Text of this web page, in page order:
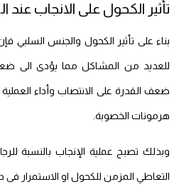
تأثير الكحول على الانجاب عند
بناء على تأثير الكحول والجنس السلبي
للعديد من المشاكل مما يؤدى الى
ضعف القدرة على الانتصاب وأداء العملية
هرمونات الخصوبة.
وبذلك تصبح عملية الإنجاب بالنسبة
التعاطي المزمن للكحول او الاستمرار فى